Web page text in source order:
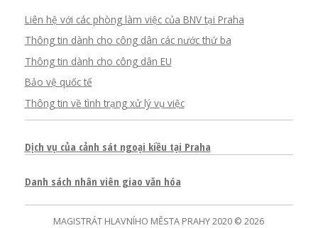
Liên hệ với các phòng làm việc của BNV tại Praha
Thông tin dành cho công dân các nước thứ ba
Thông tin dành cho công dân EU
Bảo vệ quốc tế
Thông tin về tình trạng xử lý vụ việc
Dịch vụ của cảnh sát ngoại kiều tại Praha
Danh sách nhân viên giao văn hóa
MAGISTRÁT HLAVNÍHO MĚSTA PRAHY 2020 © 2026